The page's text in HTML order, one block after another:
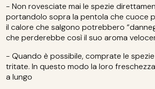
- Non rovesciate mai le spezie
portandolo sopra la pentola che cuoce
il calore che salgono potrebbero
che perderebbe così il suo aroma
- Quando è possibile, comprate le
tritate. In questo modo la loro
a lungo